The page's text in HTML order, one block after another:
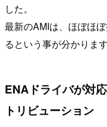
した。
最新のAMIは、ほぼほ
るという事が分かります
ENAドライバが対
トリビューション